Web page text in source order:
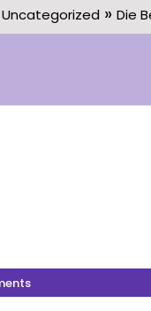
Uncategorized » Die